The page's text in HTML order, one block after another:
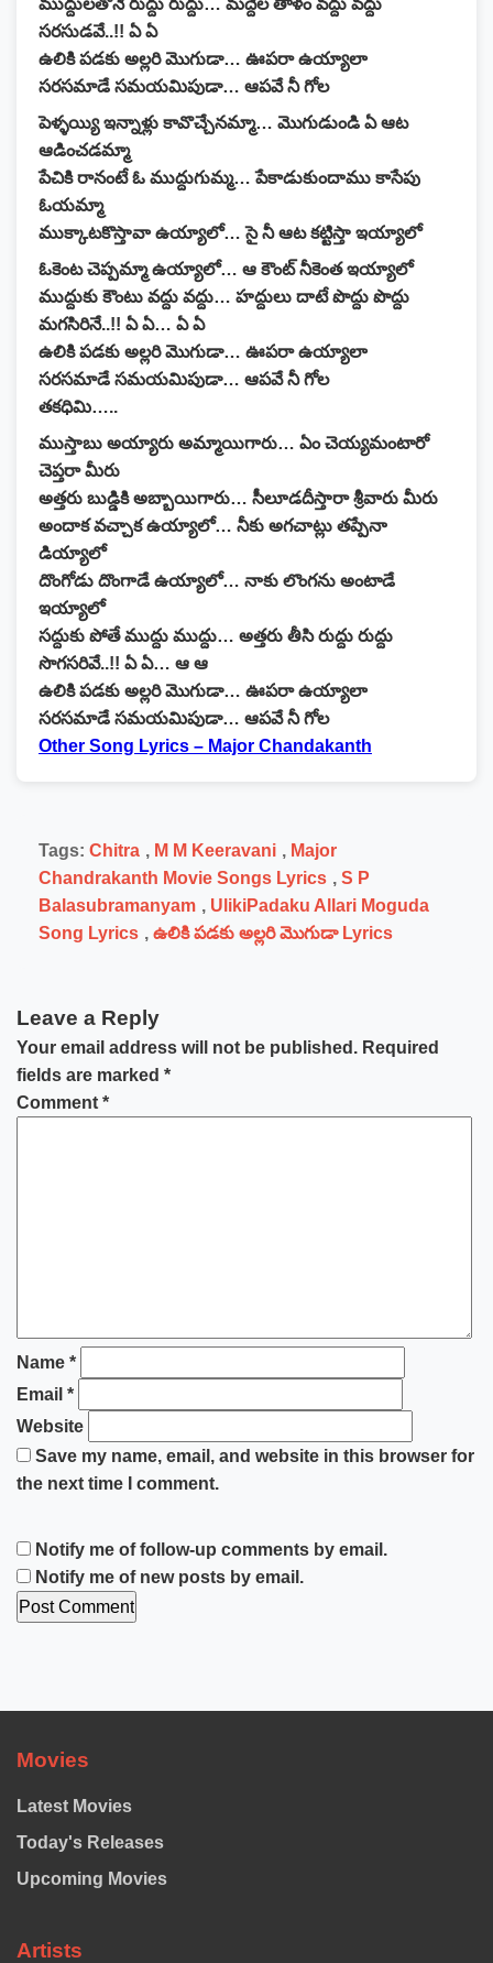
ముద్దులతోనే రుద్దు రుద్దు… మద్దెల తాళం వద్దు వద్దు
సరసుడవే..!! ఏ ఏ
ఉలికి పడకు అల్లరి మొగుడా… ఊపరా ఉయ్యాలా
సరసమాడే సమయమిపుడా… ఆపవే నీ గోల
పెళ్ళయ్యి ఇన్నాళ్లు కావొచ్చేనమ్మా… మొగుడుండి ఏ ఆట
ఆడించడమ్మా
పేచికి రానంటే ఓ ముద్దుగుమ్మ… పేకాడుకుందాము కాసేపు
ఓయమ్మా
ముక్కాటకొస్తావా ఉయ్యాలో… సై నీ ఆట కట్టిస్తా ఇయ్యాలో
ఓకెంట చెప్పమ్మా ఉయ్యాలో… ఆ కౌంట్ నీకెంత ఇయ్యాలో
ముద్దుకు కౌంటు వద్దు వద్దు… హద్దులు దాటే పొద్దు పొద్దు
మగసిరినే..!! ఏ ఏ… ఏ ఏ
ఉలికి పడకు అల్లరి మొగుడా… ఊపరా ఉయ్యాలా
సరసమాడే సమయమిపుడా… ఆపవే నీ గోల
తకధిమి…..
ముస్తాబు అయ్యారు అమ్మాయిగారు… ఏం చెయ్యమంటారో
చెప్తరా మీరు
అత్తరు బుడ్డికి అబ్బాయిగారు… సీలూడదీస్తారా శ్రీవారు మీరు
అందాక వచ్చాక ఉయ్యాలో… నీకు అగచాట్లు తప్పేనా
డియ్యాలో
దొంగోడు దొంగాడే ఉయ్యాలో… నాకు లొంగను అంటాడే
ఇయ్యాలో
సద్దుకు పోతే ముద్దు ముద్దు… అత్తరు తీసి రుద్దు రుద్దు
సొగసరివే..!! ఏ ఏ… ఆ ఆ
ఉలికి పడకు అల్లరి మొగుడా… ఊపరా ఉయ్యాలా
సరసమాడే సమయమిపుడా… ఆపవే నీ గోల
Other Song Lyrics – Major Chandakanth
Tags: Chitra , M M Keeravani , Major
Chandrakanth Movie Songs Lyrics , S P
Balasubramanyam , UlikiPadaku Allari Moguda
Song Lyrics , ఉలికి పడకు అల్లరి మొగుడా Lyrics
Leave a Reply
Your email address will not be published. Required
fields are marked *
Comment *
Name *
Email *
Website
Save my name, email, and website in this browser for
the next time I comment.
Notify me of follow-up comments by email.
Notify me of new posts by email.
Movies
Latest Movies
Today's Releases
Upcoming Movies
Artists